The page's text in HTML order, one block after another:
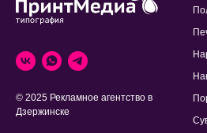
© 2025 Рекламное агентство в
Дзержинске